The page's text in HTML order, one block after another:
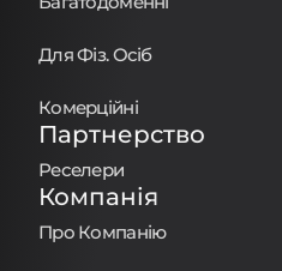
Для Фіз. Осіб
Комерційні
Партнерство
Реселери
Компанія
Про Компанію